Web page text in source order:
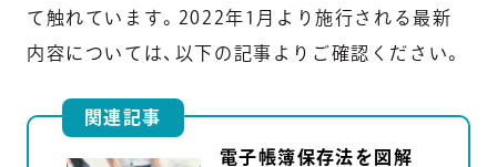
て触れています。2022年1月より施行される最新
内容については、以下の記事よりご確認ください。
関連記事
電子帳簿保存法を図解